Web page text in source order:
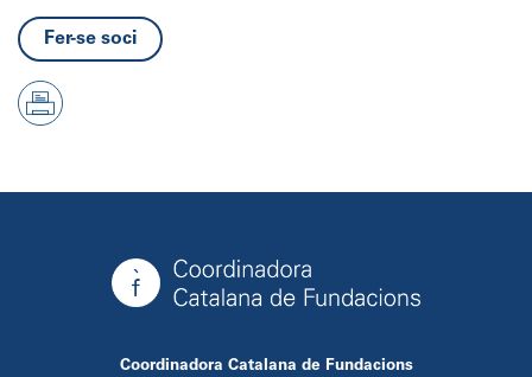
Fer-se soci
Coordinadora Catalana de Fundacions